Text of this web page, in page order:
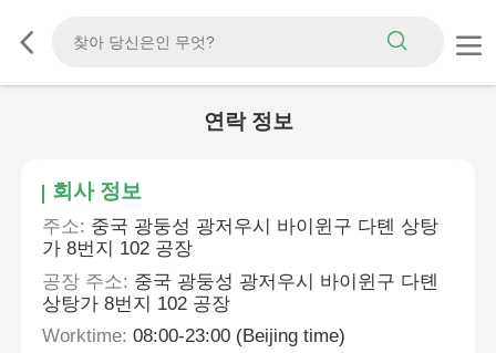
연락 정보
회사 정보
주소: 중국 광둥성 광저우시 바이윈구 다톈 상탕
가 8번지 102 공장
공장 주소: 중국 광둥성 광저우시 바이윈구 다톈
상탕가 8번지 102 공장
Worktime: 08:00-23:00 (Beijing time)